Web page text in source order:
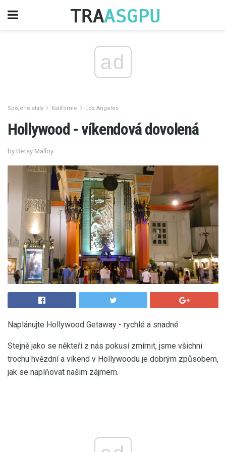
ad
Spojené státy Kalifornie Los Angeles
Hollywood - víkendová dovolená
by Betsy Malloy
Naplánujte Hollywood Getaway - rychlé a snadné
Stejně jako se někteří z nás pokusí zmírnit, jsme všichni
trochu hvězdní a víkend v Hollywoodu je dobrým způsobem,
jak se naplňovat našim zájmem.